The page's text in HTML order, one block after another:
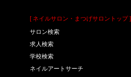
[ ネイルサロン・まつげサロントップ ]
サロン検索
求人検索
学校検索
ネイルアートサーチ